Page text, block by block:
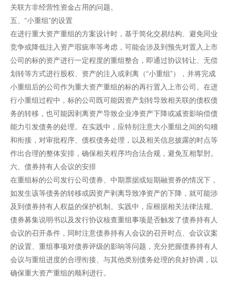
关联方非经营性资金占用的问题。
五、“小重组”的设置
在进行重大资产重组的方案设计时，基于简化交易结构、避免同业
竞争或降低注入资产瑕疵率等考虑，可能会涉及到预先对置入上市
公司的标的资产进行一定程度的重组整合，即通过协议转让、无偿
划转等方式进行股权、资产的注入或剥离（“小重组”），并将完成
小重组后的公司作为重大资产重组的标的再行置入上市公司。在进
行小重组过程中，标的公司既可能因资产划转导致相关联的债权债
务的转移，也可能因剥离资产导致企业净资产下降或减资影响偿债
能力引发债务的处理。在实践中，应特别注意大小重组之间的勾稽
和衔接，对审批程序、债权债务处理，以及相关信息披露的时点等
作出合理的整体安排，确保相关程序均合法合规，避免互相掣肘。
六、债券持有人会议的安排
在重组标的公司发行公司债券、中期票据或短期融资券的情况下，
如发生该等债务的转移或因资产剥离导致净资产的下降，就可能涉
及到债券持有人权益的保护机制。实践中，应根据相关法律法规、
债券募集说明书以及发行协议核查重组事项是否触发了债券持有人
会议的召开条件，同时注意债券持有人会议的召开时点、会议议案
的设置、重组事项对债券评级的影响等问题，充分把握债券持有人
会议与重组进度的合理衔接、与其他类别债务处理的良好协调，以
确保重大资产重组的顺利进行。